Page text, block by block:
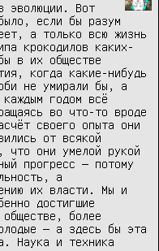
эволюции. Вот
если бы разум
а только всю жизнь
крокодилов каких-
в их обществе
когда какие-нибудь
не умирали бы, а
годом всё
во что-то вроде
своего опыта они
от всякой
что они умелой рукой
прогресс — потому
а
их власти. Мы и
достигшие
более
— а здесь бы эта
Наука и техника